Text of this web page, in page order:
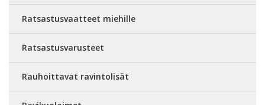
Ratsastusvaatteet miehille
Ratsastusvarusteet
Rauhoittavat ravintolisät